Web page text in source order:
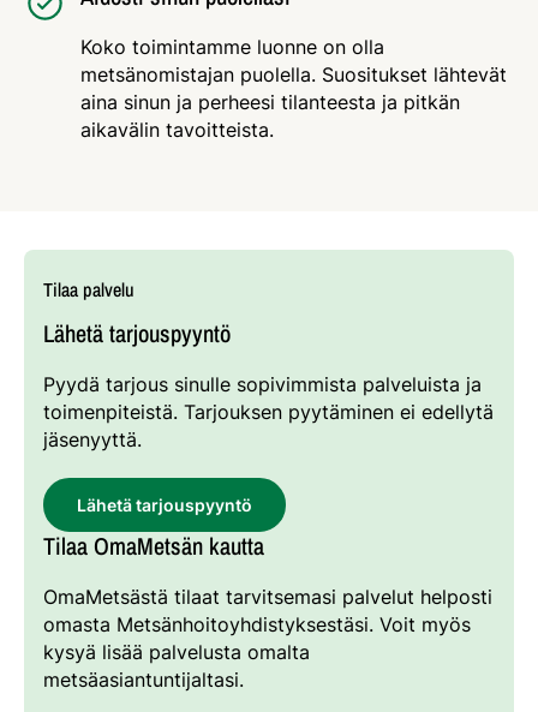
Koko toimintamme luonne on olla
metsänomistajan puolella. Suositukset lähtevät
aina sinun ja perheesi tilanteesta ja pitkän
aikavälin tavoitteista.
Tilaa palvelu
Lähetä tarjouspyyntö
Pyydä tarjous sinulle sopivimmista palveluista ja
toimenpiteistä. Tarjouksen pyytäminen ei edellytä
jäsenyyttä.
Lähetä tarjouspyyntö
Tilaa OmaMetsän kautta
OmaMetsästä tilaat tarvitsemasi palvelut helposti
omasta Metsänhoitoyhdistyksestäsi. Voit myös
kysyä lisää palvelusta omalta
metsäasiantuntijaltasi.